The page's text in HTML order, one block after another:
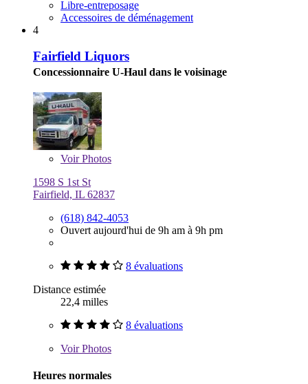
Libre-entreposage
Accessoires de déménagement
4
Fairfield Liquors
Concessionnaire U-Haul dans le voisinage
VoirPhotos
1598 S 1st St
Fairfield, IL 62837
(618) 842-4053
Ouvert aujourd'hui de 9h am à 9h pm
8 évaluations
Distance estimée
22,4 milles
8 évaluations
VoirPhotos
Heures normales